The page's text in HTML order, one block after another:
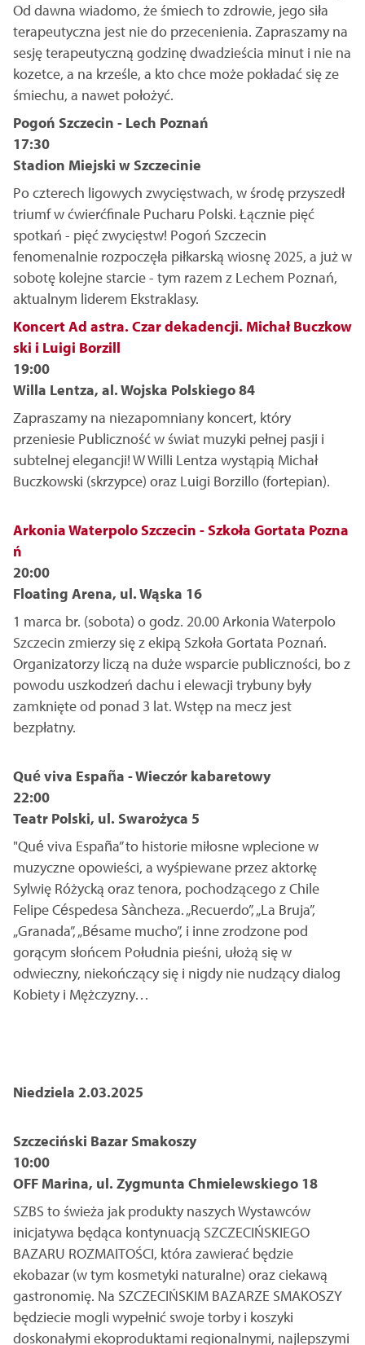
Od dawna wiadomo, że śmiech to zdrowie, jego siła
terapeutyczna jest nie do przecenienia. Zapraszamy na
sesję terapeutyczną godzinę dwadzieścia minut i nie na
kozetce, a na krześle, a kto chce może pokładać się ze
śmiechu, a nawet położyć.
Pogoń Szczecin - Lech Poznań
17:30
Stadion Miejski w Szczecinie
Po czterech ligowych zwycięstwach, w środę przyszedł
triumf w ćwierćfinale Pucharu Polski. Łącznie pięć
spotkań - pięć zwycięstw! Pogoń Szczecin
fenomenalnie rozpoczęła piłkarską wiosnę 2025, a już w
sobotę kolejne starcie - tym razem z Lechem Poznań,
aktualnym liderem Ekstraklasy.
Koncert Ad astra. Czar dekadencji. Michał Buczkow
ski i Luigi Borzill
19:00
Willa Lentza, al. Wojska Polskiego 84
Zapraszamy na niezapomniany koncert, który
przeniesie Publiczność w świat muzyki pełnej pasji i
subtelnej elegancji! W Willi Lentza wystąpią Michał
Buczkowski (skrzypce) oraz Luigi Borzillo (fortepian).
Arkonia Waterpolo Szczecin - Szkoła Gortata Pozna
ń
20:00
Floating Arena, ul. Wąska 16
1 marca br. (sobota) o godz. 20.00 Arkonia Waterpolo
Szczecin zmierzy się z ekipą Szkoła Gortata Poznań.
Organizatorzy liczą na duże wsparcie publiczności, bo z
powodu uszkodzeń dachu i elewacji trybuny były
zamknięte od ponad 3 lat. Wstęp na mecz jest
bezpłatny.
Qué viva España - Wieczór kabaretowy
22:00
Teatr Polski, ul. Swarożyca 5
"Qué viva España” to historie miłosne wplecione w
muzyczne opowieści, a wyśpiewane przez aktorkę
Sylwię Różycką oraz tenora, pochodzącego z Chile
Felipe Céspedesa Sàncheza. „Recuerdo”, „La Bruja”,
„Granada”, „Bésame mucho”, i inne zrodzone pod
gorącym słońcem Południa pieśni, ułożą się w
odwieczny, niekończący się i nigdy nie nudzący dialog
Kobiety i Mężczyzny…
Niedziela 2.03.2025
Szczeciński Bazar Smakoszy
10:00
OFF Marina, ul. Zygmunta Chmielewskiego 18
SZBS to świeża jak produkty naszych Wystawców
inicjatywa będąca kontynuacją SZCZECIŃSKIEGO
BAZARU ROZMAITOŚCI, która zawierać będzie
ekobazar (w tym kosmetyki naturalne) oraz ciekawą
gastronomię. Na SZCZECIŃSKIM BAZARZE SMAKOSZY
będziecie mogli wypełnić swoje torby i koszyki
doskonałymi ekoproduktami regionalnymi, najlepszymi